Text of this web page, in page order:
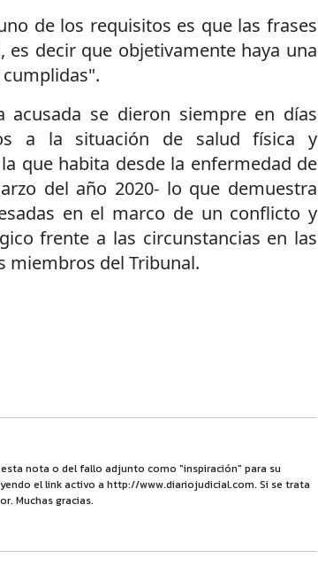
de los requisitos es que las frases
es decir que objetivamente haya una
acusada se dieron siempre en días
a la situación de salud física y
que habita desde la enfermedad de
del año 2020- lo que demuestra
en el marco de un conflicto y
frente a las circunstancias en las
miembros del Tribunal.
nota o del fallo adjunto como "inspiración" para su
el link activo a http://www.diariojudicial.com. Si se trata
Muchas gracias.